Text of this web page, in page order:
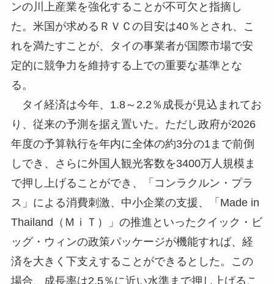
ンの川上産業を強化することが不可欠と指摘し
た。米国が求めるＲＶＣの目安は40％とされ、こ
れを満たすことが、タイの事業者が国際市場で安
定的に競争力を維持する上での重要な基準とな
る。
タイ経済は今年、1.8～2.2％成長が見込まれてお
り、従来の予測を据え置いた。ただし政府が2026
年度の予算執行を年内に全体の約3分の1まで前倒
しでき、さらに外国人観光客数を3400万人規模ま
で押し上げることができ、「コンラクルン・プラ
ス」による消費刺激、中小企業の支援、「Made in
Thailand（ＭｉＴ）」の推進といったクイック・ビ
ッグ・ウィンの政策パッケージが機能すれば、経
済を大きく下支えすることができるとした。この
場合、成長率は2.5％に近い水準まで押し上げるこ